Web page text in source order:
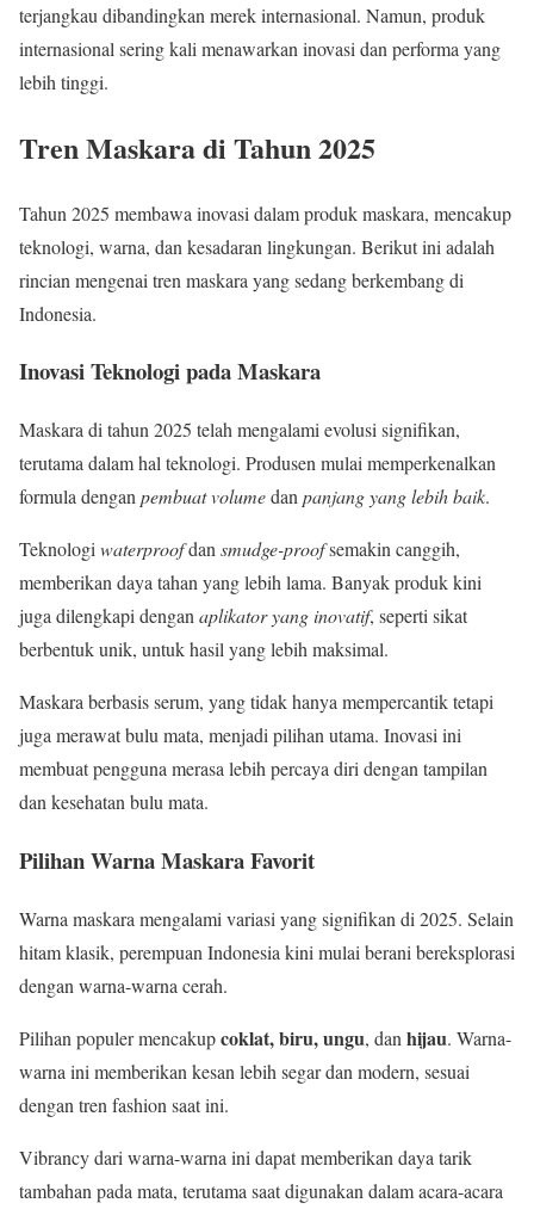
terjangkau dibandingkan merek internasional. Namun, produk
internasional sering kali menawarkan inovasi dan performa yang
lebih tinggi.
Tren Maskara di Tahun 2025
Tahun 2025 membawa inovasi dalam produk maskara, mencakup
teknologi, warna, dan kesadaran lingkungan. Berikut ini adalah
rincian mengenai tren maskara yang sedang berkembang di
Indonesia.
Inovasi Teknologi pada Maskara
Maskara di tahun 2025 telah mengalami evolusi signifikan,
terutama dalam hal teknologi. Produsen mulai memperkenalkan
formula dengan pembuat volumedan panjang yang lebih baik.
Teknologi waterproofdan smudge-proofsemakin canggih,
memberikan daya tahan yang lebih lama. Banyak produk kini
juga dilengkapi dengan aplikator yang inovatif, seperti sikat
berbentuk unik, untuk hasil yang lebih maksimal.
Maskara berbasis serum, yang tidak hanya mempercantik tetapi
juga merawat bulu mata, menjadi pilihan utama. Inovasi ini
membuat pengguna merasa lebih percaya diri dengan tampilan
dan kesehatan bulu mata.
Pilihan Warna Maskara Favorit
Warna maskara mengalami variasi yang signifikan di 2025. Selain
hitam klasik, perempuan Indonesia kini mulai berani bereksplorasi
dengan warna-warna cerah.
Pilihan populer mencakupcoklat, biru, ungu, dan hijau. Warna-
warna ini memberikan kesan lebih segar dan modern, sesuai
dengan tren fashion saat ini.
Vibrancy dari warna-warna ini dapat memberikan daya tarik
tambahan pada mata, terutama saat digunakan dalam acara-acara